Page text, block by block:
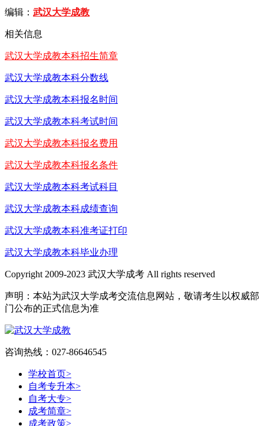
编辑： 武汉大学成教
相关信息
武汉大学成教本科招生简章
武汉大学成教本科分数线
武汉大学成教本科报名时间
武汉大学成教本科考试时间
武汉大学成教本科报名费用
武汉大学成教本科报名条件
武汉大学成教本科考试科目
武汉大学成教本科成绩查询
武汉大学成教本科准考证打印
武汉大学成教本科毕业办理
Copyright 2009-2023 武汉大学成考 All rights reserved
声明：本站为武汉大学成考交流信息网站，敬请考生以权威部
门公布的正式信息为准
咨询热线：027-86646545
学校首页>
自考专升本>
自考大专>
成考简章>
成考政策>